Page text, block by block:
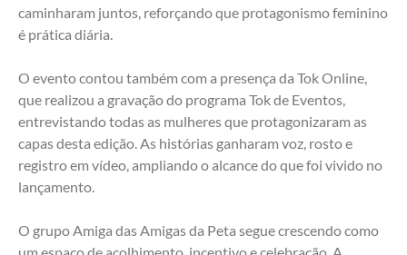
caminharam juntos, reforçando que protagonismo feminino
é prática diária.
O evento contou também com a presença da Tok Online,
que realizou a gravação do programa Tok de Eventos,
entrevistando todas as mulheres que protagonizaram as
capas desta edição. As histórias ganharam voz, rosto e
registro em vídeo, ampliando o alcance do que foi vivido no
lançamento.
O grupo Amiga das Amigas da Peta segue crescendo como